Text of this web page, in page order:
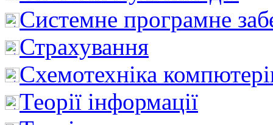
Системне програмне
Страхування
Схемотехніка
Теорії інформації